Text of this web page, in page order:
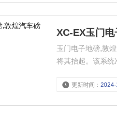
XC-EX玉门
玉门电子地磅,敦
将其抬起。该系
更新时间：